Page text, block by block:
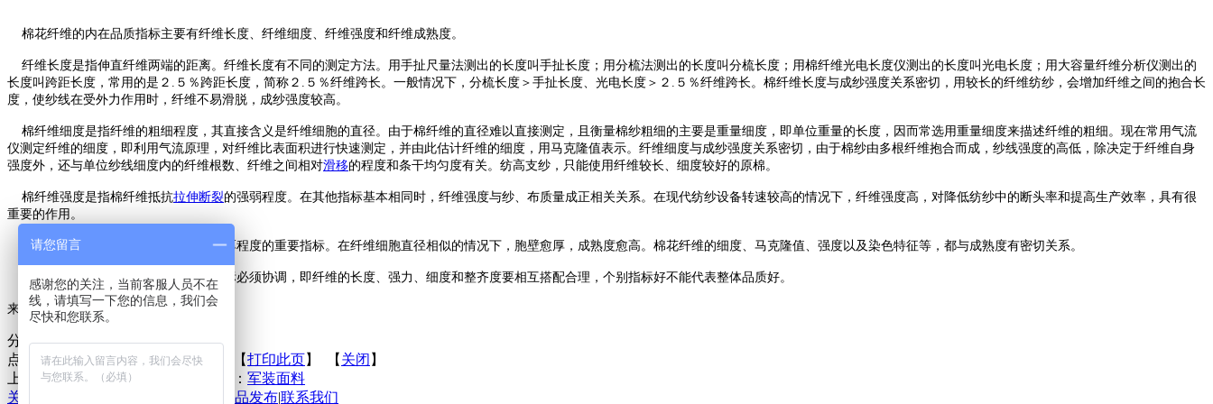
棉花纤维的内在品质指标主要有纤维长度、纤维细度、纤维强度和纤维成熟度。
纤维长度是指伸直纤维两端的距离。纤维长度有不同的测定方法。用手扯尺量法测出的长度叫手扯长度；用分梳法测出的长度叫分梳长度；用棉纤维光电长度仪测出的长度叫光电长度；用大容量纤维分析仪测出的
长度叫跨距长度，常用的是２.５％跨距长度，简称２.５％纤维跨长。一般情况下，分梳长度＞手扯长度、光电长度＞２.５％纤维跨长。棉纤维长度与成纱强度关系密切，用较长的纤维纺纱，会增加纤维之间的抱合长
度，使纱线在受外力作用时，纤维不易滑脱，成纱强度较高。
棉纤维细度是指纤维的粗细程度，其直接含义是纤维细胞的直径。由于棉纤维的直径难以直接测定，且衡量棉纱粗细的主要是重量细度，即单位重量的长度，因而常选用重量细度来描述纤维的粗细。现在常用气流
仪测定纤维的细度，即利用气流原理，对纤维比表面积进行快速测定，并由此估计纤维的细度，用马克隆值表示。纤维细度与成纱强度关系密切，由于棉纱由多根纤维抱合而成，纱线强度的高低，除决定于纤维自身
强度外，还与单位纱线细度内的纤维根数、纤维之间相对滑移的程度和条干均匀度有关。纺高支纱，只能使用纤维较长、细度较好的原棉。
棉纤维强度是指棉纤维抵抗拉伸断裂的强弱程度。在其他指标基本相同时，纤维强度与纱、布质量成正相关关系。在现代纺纱设备转速较高的情况下，纤维强度高，对降低纺纱中的断头率和提高生产效率，具有很
重要的作用。
棉纤维成熟度是一项反映纤维胞壁加厚程度的重要指标。在纤维细胞直径相似的情况下，胞壁愈厚，成熟度愈高。棉花纤维的细度、马克隆值、强度以及染色特征等，都与成熟度有密切关系。
优质原棉纤维要求各主要物理性能指标必须协调，即纤维的长度、强力、细度和整齐度要相互搭配合理，个别指标好不能代表整体品质好。
来源：大耀纺织
分享到：
点击次数：更新时间：2016-05-13 【打印此页 】 【 关闭 】
上一条：透湿=透汽=透气？ 下一条： 军装面料
关于联庄
新品发布联系我们
请您留言
感谢您的关注，当前客服人员不在
线，请填写一下您的信息，我们会
尽快和您联系。